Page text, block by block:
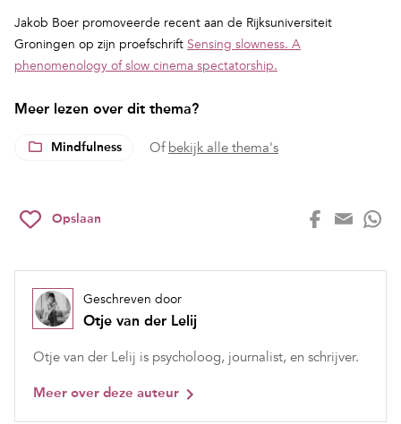
Jakob Boer promoveerde recent aan de Rijksuniversiteit
Groningen op zijn proefschrift Sensing slowness. A
phenomenology of slow cinema spectatorship.
Meer lezen over dit thema?
Mindfulness Of bekijk alle thema's
Opslaan
Geschreven door
Otje van der Lelij
Otje van der Lelij is psycholoog, journalist, en schrijver.
Meer over deze auteur